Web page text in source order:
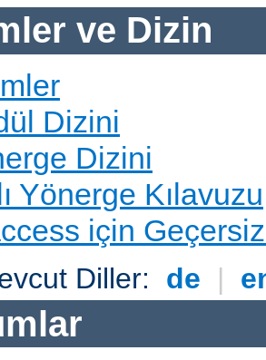
ve Dizin
Dizini
Dizini
Yönerge Kılavuzu
için
Diller: de |